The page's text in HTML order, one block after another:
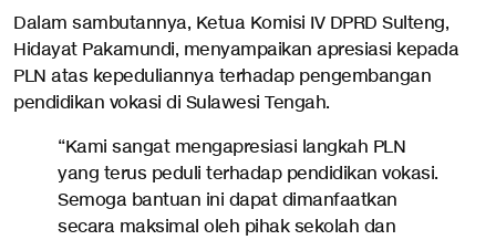
Dalam sambutannya, Ketua Komisi IV DPRD Sulteng,
Hidayat Pakamundi, menyampaikan apresiasi kepada
PLN atas kepeduliannya terhadap pengembangan
pendidikan vokasi di Sulawesi Tengah.
“Kami sangat mengapresiasi langkah PLN
yang terus peduli terhadap pendidikan vokasi.
Semoga bantuan ini dapat dimanfaatkan
secara maksimal oleh pihak sekolah dan